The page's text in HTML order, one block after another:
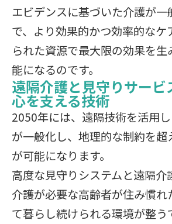
エビデンスに基づいた介護が一
で、より効果的かつ効率的なケ
られた資源で最大限の効果を
能になるのです。
遠隔介護と見守りサービ
心を支える技術
2050年には、遠隔技術を活用
が一般化し、地理的な制約を
が可能になります。
高度な見守りシステムと遠隔介
介護が必要な高齢者が住み慣れ
て暮らし続けられる環境が整う